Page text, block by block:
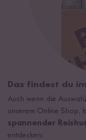
Das findest du
Auch wenn die
unserem Online Shop,
spannender
entdecken: